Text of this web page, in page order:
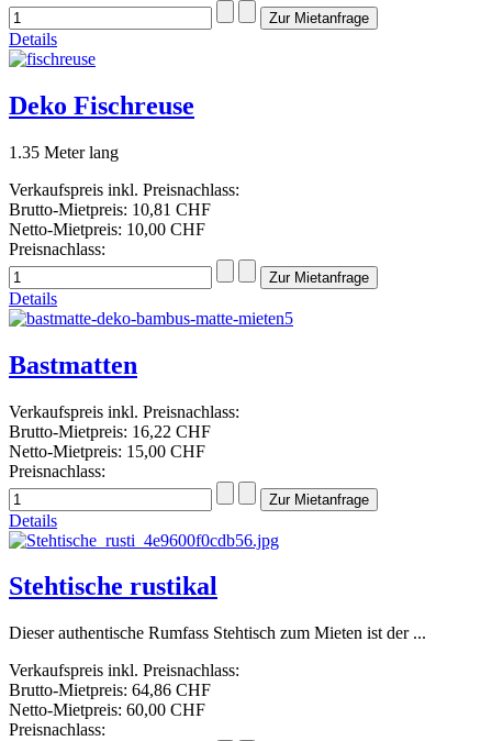
Details
Deko Fischreuse
1.35 Meter lang
Verkaufspreis inkl. Preisnachlass:
Brutto-Mietpreis: 10,81 CHF
Netto-Mietpreis: 10,00 CHF
Preisnachlass:
Details
Bastmatten
Verkaufspreis inkl. Preisnachlass:
Brutto-Mietpreis: 16,22 CHF
Netto-Mietpreis: 15,00 CHF
Preisnachlass:
Details
Stehtische rustikal
Dieser authentische Rumfass Stehtisch zum Mieten ist der ...
Verkaufspreis inkl. Preisnachlass:
Brutto-Mietpreis: 64,86 CHF
Netto-Mietpreis: 60,00 CHF
Preisnachlass: